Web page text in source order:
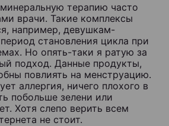
терапию часто
врачи. Такие комплексы
например, девушкам-
становления цикла при
Но опять-таки я ратую за
подход. Данные продукты,
повлиять на менструацию.
аллергия, ничего плохого в
побольше зелени или
Хотя слепо верить всем
не стоит.